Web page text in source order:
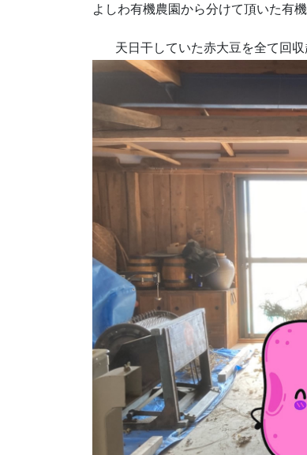
よしわ有機農園から分けて頂いた有
天日干していた赤大豆を全て回